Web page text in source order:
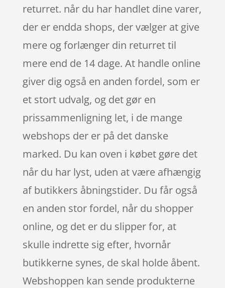
returret. når du har handlet dine varer,
der er endda shops, der vælger at give
mere og forlænger din returret til
mere end de 14 dage. At handle online
giver dig også en anden fordel, som er
et stort udvalg, og det gør en
prissammenligning let, i de mange
webshops der er på det danske
marked. Du kan oven i købet gøre det
når du har lyst, uden at være afhængig
af butikkers åbningstider. Du får også
en anden stor fordel, når du shopper
online, og det er du slipper for, at
skulle indrette sig efter, hvornår
butikkerne synes, de skal holde åbent.
Webshoppen kan sende produkterne